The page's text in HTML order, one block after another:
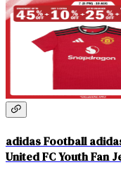
adidas Football
United FC Youth Fan